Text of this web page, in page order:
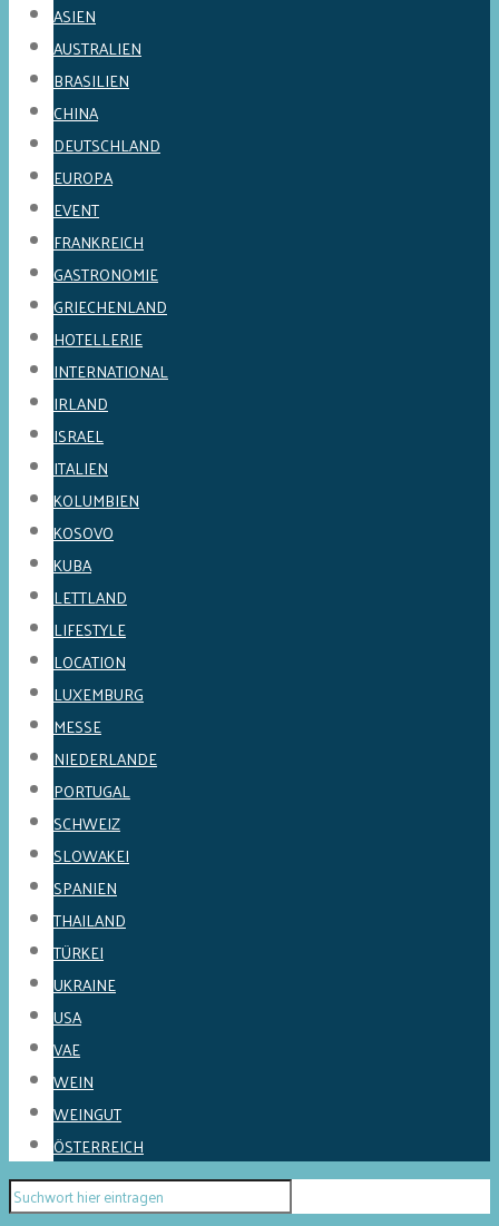
ASIEN
AUSTRALIEN
BRASILIEN
CHINA
DEUTSCHLAND
EUROPA
EVENT
FRANKREICH
GASTRONOMIE
GRIECHENLAND
HOTELLERIE
INTERNATIONAL
IRLAND
ISRAEL
ITALIEN
KOLUMBIEN
KOSOVO
KUBA
LETTLAND
LIFESTYLE
LOCATION
LUXEMBURG
MESSE
NIEDERLANDE
PORTUGAL
SCHWEIZ
SLOWAKEI
SPANIEN
THAILAND
TÜRKEI
UKRAINE
USA
VAE
WEIN
WEINGUT
ÖSTERREICH